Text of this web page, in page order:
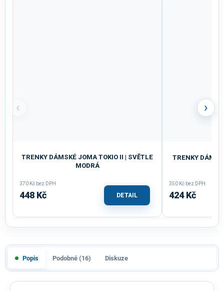
‹
TRENKY DÁMSKÉ JOMA TOKIO II | SVĚTLE
MODRÁ
370 Kč bez DPH
448 Kč DETAIL
TRENKY
350 Kč bez DPH
424 Kč
›
Popis Podobné (16) Diskuze